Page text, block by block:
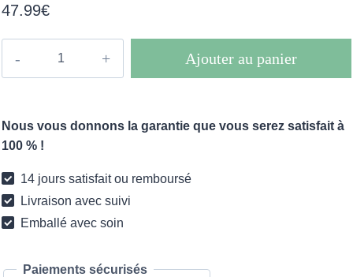
47.99€
Egidia
Ajouter au panier
Nous vous donnons la garantie que vous serez satisfait à
100 % !
14 jours satisfait ou remboursé
Livraison avec suivi
Emballé avec soin
Paiements sécurisés